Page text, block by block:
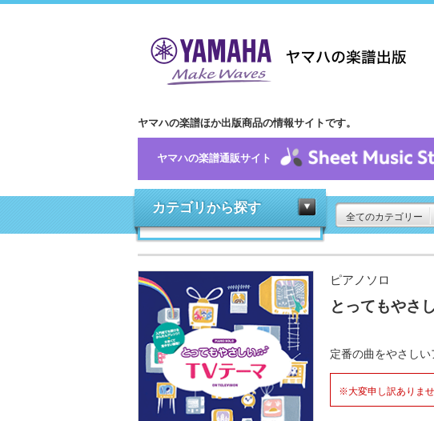
ヤマハの楽譜ほか出版商品の情報サイトです。
ヤマハの楽譜通販サイト
カテゴリから探す
全てのカテゴリー
ピアノソロ
とってもやさ
定番の曲をやさしい
※大変申し訳ありま